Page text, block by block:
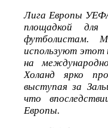
Лига Европы
площадкой для
футболистам.
используют этот
на
Холанд ярко
выступая за
что
Европы.